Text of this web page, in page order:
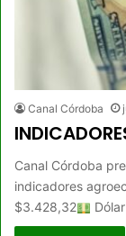
Canal Córdoba
Canal Córdoba
indicadores
$3.428,32